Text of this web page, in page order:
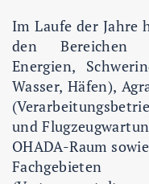
Im Laufe der Jahre
den Bereichen
Energien,
Wasser, Häfen),
und
OHADA-Raum
Fachgebieten